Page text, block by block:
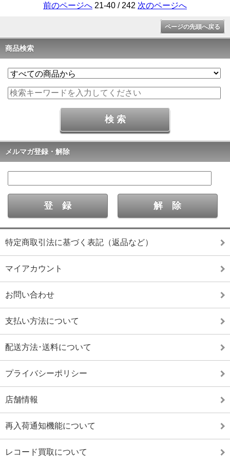
前のページへ 21-40 / 242 次のページへ
ページの先頭へ戻る
商品検索
メルマガ登録・解除
特定商取引法に基づく表記（返品など）
マイアカウント
お問い合わせ
支払い方法について
配送方法･送料について
プライバシーポリシー
店舗情報
再入荷通知機能について
レコード買取について